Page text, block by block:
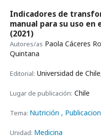
Indicadores de
manual para su uso
(2021)
Autores/as Paola Cáceres
Quintana
Editorial: Universidad de
Lugar de publicación: Chile
Tema: Nutrición ,
Unidad: Medicina